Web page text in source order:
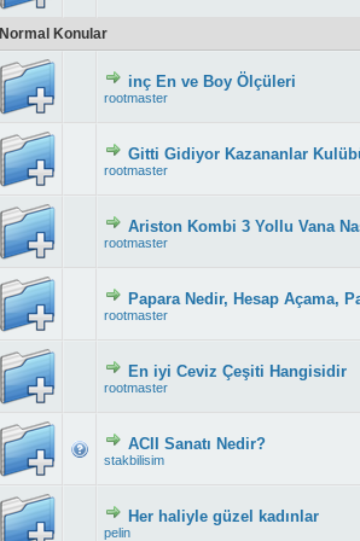
Normal Konular
inç En ve Boy Ölçüleri
rootmaster
Derecelendirme:
Gitti Gidiyor Kazananlar
rootmaster
Derecelendirme:
Ariston Kombi 3 Yollu Vana
rootmaster
Derecelendirme:
Papara Nedir, Hesap Açama,
rootmaster
Derecelendirme:
En iyi Ceviz Çeşiti Hangisidir
rootmaster
Derecelendirme:
ACII Sanatı Nedir?
stakbilisim
Derecelendirme:
Her haliyle güzel kadınlar
pelin
Derecelendirme: